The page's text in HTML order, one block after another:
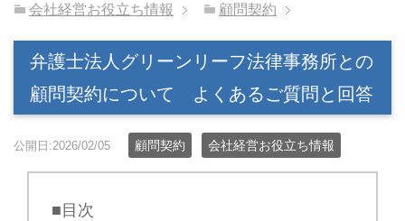
会社経営お役立ち情報
顧問契約
弁護士法人グリーンリーフ法律事務所との
顧問契約について よくあるご質問と回答
公開日:2026/02/05 顧問契約 会社経営お役立ち情報
■目次